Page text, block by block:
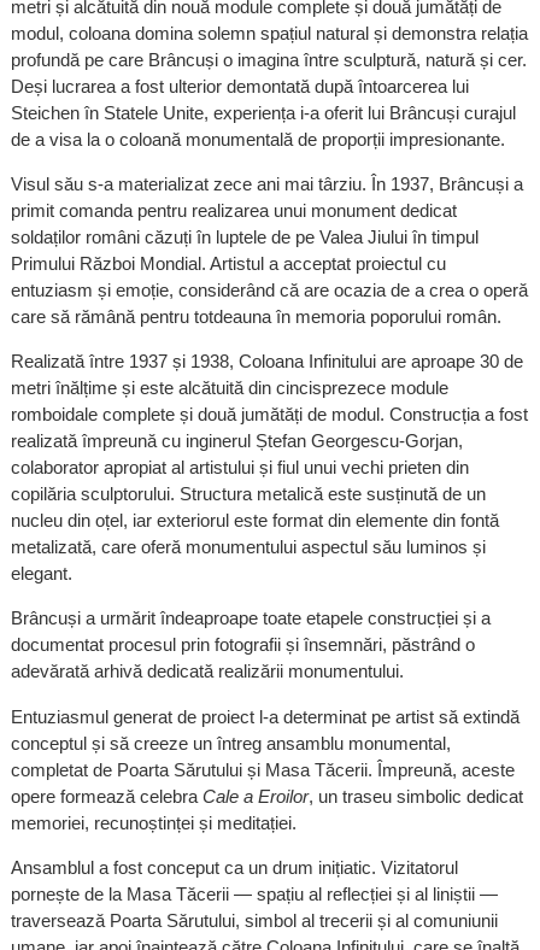
metri și alcătuită din nouă module complete și două jumătăți de
modul, coloana domina solemn spațiul natural și demonstra relația
profundă pe care Brâncuși o imagina între sculptură, natură și cer.
Deși lucrarea a fost ulterior demontată după întoarcerea lui
Steichen în Statele Unite, experiența i-a oferit lui Brâncuși curajul
de a visa la o coloană monumentală de proporții impresionante.
Visul său s-a materializat zece ani mai târziu. În 1937, Brâncuși a
primit comanda pentru realizarea unui monument dedicat
soldaților români căzuți în luptele de pe Valea Jiului în timpul
Primului Război Mondial. Artistul a acceptat proiectul cu
entuziasm și emoție, considerând că are ocazia de a crea o operă
care să rămână pentru totdeauna în memoria poporului român.
Realizată între 1937 și 1938, Coloana Infinitului are aproape 30 de
metri înălțime și este alcătuită din cincisprezece module
romboidale complete și două jumătăți de modul. Construcția a fost
realizată împreună cu inginerul Ștefan Georgescu-Gorjan,
colaborator apropiat al artistului și fiul unui vechi prieten din
copilăria sculptorului. Structura metalică este susținută de un
nucleu din oțel, iar exteriorul este format din elemente din fontă
metalizată, care oferă monumentului aspectul său luminos și
elegant.
Brâncuși a urmărit îndeaproape toate etapele construcției și a
documentat procesul prin fotografii și însemnări, păstrând o
adevărată arhivă dedicată realizării monumentului.
Entuziasmul generat de proiect l-a determinat pe artist să extindă
conceptul și să creeze un întreg ansamblu monumental,
completat de Poarta Sărutului și Masa Tăcerii. Împreună, aceste
opere formează celebra Cale a Eroilor, un traseu simbolic dedicat
memoriei, recunoștinței și meditației.
Ansamblul a fost conceput ca un drum inițiatic. Vizitatorul
pornește de la Masa Tăcerii — spațiu al reflecției și al liniștii —
traversează Poarta Sărutului, simbol al trecerii și al comuniunii